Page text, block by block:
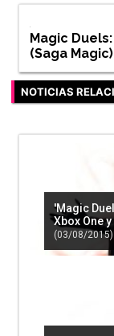
Magic
(Saga Magic)
NOTICIAS
'Magic
Xbox One
(03/08/2015)